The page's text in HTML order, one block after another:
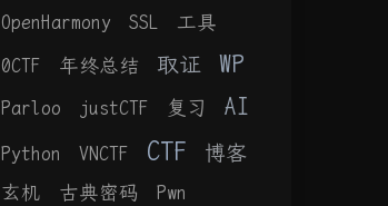
OpenHarmony
SSL
工具
0CTF
年终总结 取证 WP
Parloo justCTF 复习 AI
Python VNCTF CTF 博客
玄机 古典密码
Pwn